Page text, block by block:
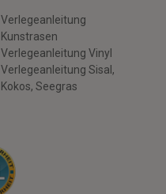
Verlegeanleitung
Kunstrasen
Verlegeanleitung Vinyl
Verlegeanleitung Sisal,
Kokos, Seegras